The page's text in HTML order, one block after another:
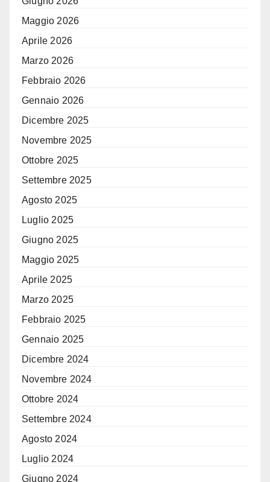
Maggio 2026
Aprile 2026
Marzo 2026
Febbraio 2026
Gennaio 2026
Dicembre 2025
Novembre 2025
Ottobre 2025
Settembre 2025
Agosto 2025
Luglio 2025
Giugno 2025
Maggio 2025
Aprile 2025
Marzo 2025
Febbraio 2025
Gennaio 2025
Dicembre 2024
Novembre 2024
Ottobre 2024
Settembre 2024
Agosto 2024
Luglio 2024
Giugno 2024